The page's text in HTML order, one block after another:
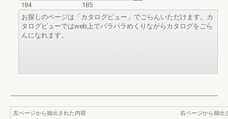
184
185
お探しのページは「カタログビュー」でごらんいただけます。カ
タログビューではweb上でパラパラめくりながらカタログをごら
んになれます。
左ページから抽出された内容
右ページから抽出